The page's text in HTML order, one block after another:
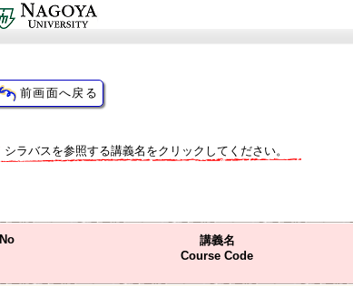
シラバスを参照する講義名をクリックしてください。
No
講義名
Course Code